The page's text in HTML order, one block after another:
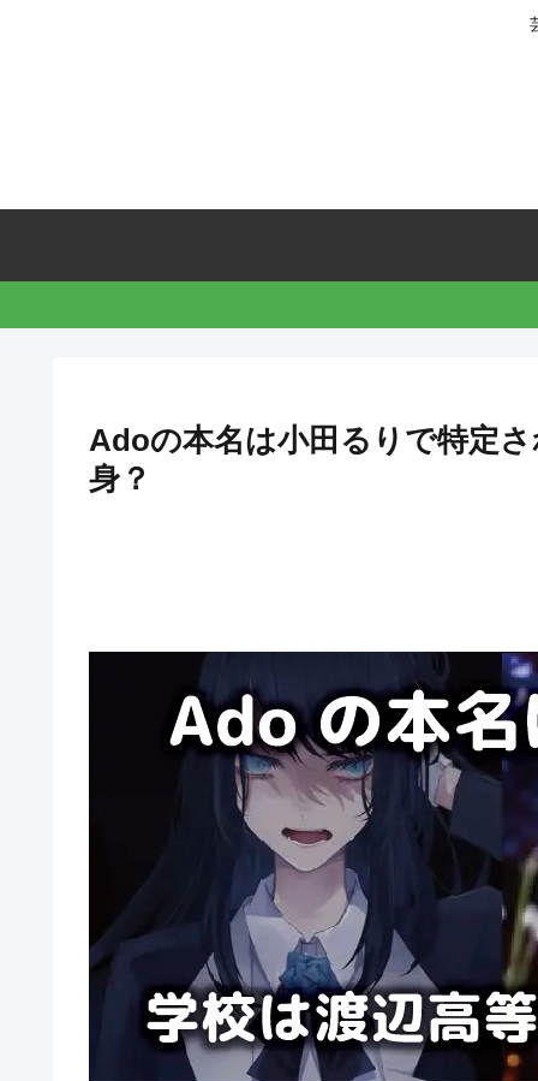
Adoの本名は小田るりで特定
身？